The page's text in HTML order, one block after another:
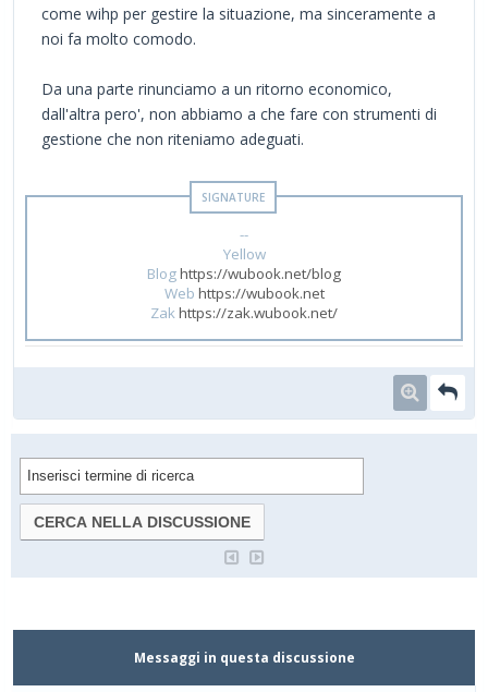
come wihp per gestire la situazione, ma sinceramente a
noi fa molto comodo.
Da una parte rinunciamo a un ritorno economico,
dall'altra pero', non abbiamo a che fare con strumenti di
gestione che non riteniamo adeguati.
--
Yellow
Bloghttps://wubook.net/blog
Web https://wubook.net
Zakhttps://zak.wubook.net/
Messaggi in questa discussione